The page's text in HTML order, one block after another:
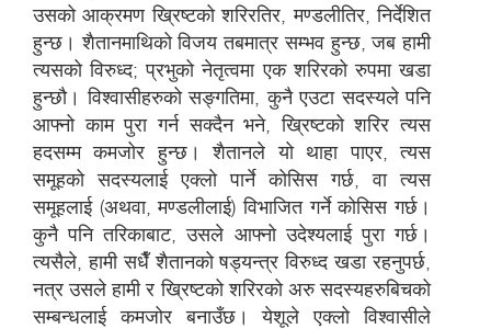
उसको आक्रमण ख्रिष्टको शरिरतिर, मण्डलीतिर, निर्देशित
हुन्छ। शैतानमाथिको विजय तबमात्र सम्भव हुन्छ, जब हामी
त्यसको विरुध्द; प्रभुको नेतृत्वमा एक शरिरको रुपमा खडा
हुन्छौ। विश्वासीहरुको सङ्गतिमा, कुनै एउटा सदस्यले पनि
आफ्नो काम पुरा गर्न सक्दैन भने, ख्रिष्टको शरिर त्यस
हदसम्म कमजोर हुन्छ। शैतानले यो थाहा पाएर, त्यस
समूहको सदस्यलाई एक्लो पार्ने कोसिस गर्छ, वा त्यस
समूहलाई (अथवा, मण्डलीलाई) विभाजित गर्ने कोसिस गर्छ।
कुनै पनि तरिकाबाट, उसले आफ्नो उदेश्यलाई पुरा गर्छ।
त्यसैले, हामी सधैँ शैतानको षड्यन्त्र विरुध्द खडा रहनुपर्छ,
नत्र उसले हामी र ख्रिष्टको शरिरको अरु सदस्यहरुबिचको
सम्बन्धलाई कमजोर बनाउँछ। येशूले एक्लो विश्वासीले